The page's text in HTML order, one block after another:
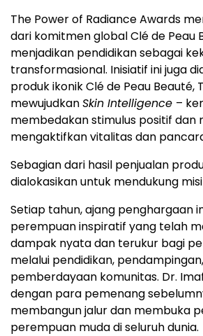
The Power of Radiance Awards
dari komitmen global Clé de Peau
menjadikan pendidikan sebagai
transformasional. Inisiatif ini juga
produk ikonik Clé de Peau Beauté,
mewujudkanSkin Intelligence –
membedakan stimulus positif dan
mengaktifkan vitalitas dan
Sebagian dari hasil penjualan
dialokasikan untuk mendukung misi
Setiap tahun, ajang penghargaan
perempuan inspiratif yang telah
dampak nyata dan terukur bagi
melalui pendidikan,
pemberdayaan komunitas. Dr.
dengan para pemenang
membangun jalur dan membuka
perempuan muda di seluruh dunia.